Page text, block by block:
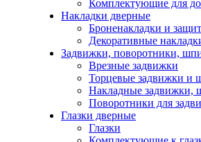
Комплектующие для
Накладки дверные
Броненакладки и
Декоративные
Задвижки, поворотники,
Врезные задвижки
Торцевые задвижки и
Накладные задвижки,
Поворотники для
Глазки дверные
Глазки